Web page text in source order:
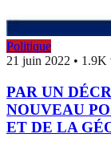
Politique
21 juin 2022 • 1.9K
PAR UN
NOUVEAU
ET DE LA